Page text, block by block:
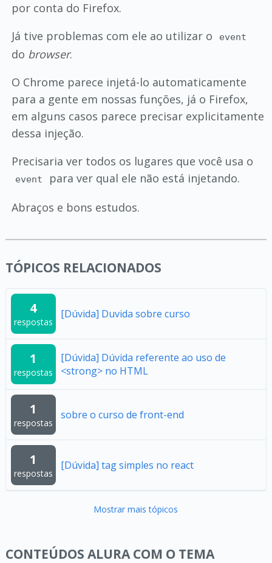
por conta do Firefox.
Já tive problemas com ele ao utilizar o
event
do browser.
O Chrome parece injetá-lo automaticamente
para a gente em nossas funções, já o Firefox,
em alguns casos parece precisar explicitamente
dessa injeção.
Precisaria ver todos os lugares que você usa o
event
para ver qual ele não está injetando.
Abraços e bons estudos.
TÓPICOS RELACIONADOS
4
respostas
[Dúvida] Duvida sobre curso
1
respostas
[Dúvida] Dúvida referente ao uso de
<strong> no HTML
1
respostas
sobre o curso de front-end
1
respostas
[Dúvida] tag simples no react
Mostrar mais tópicos
CONTEÚDOS ALURA COM O TEMA